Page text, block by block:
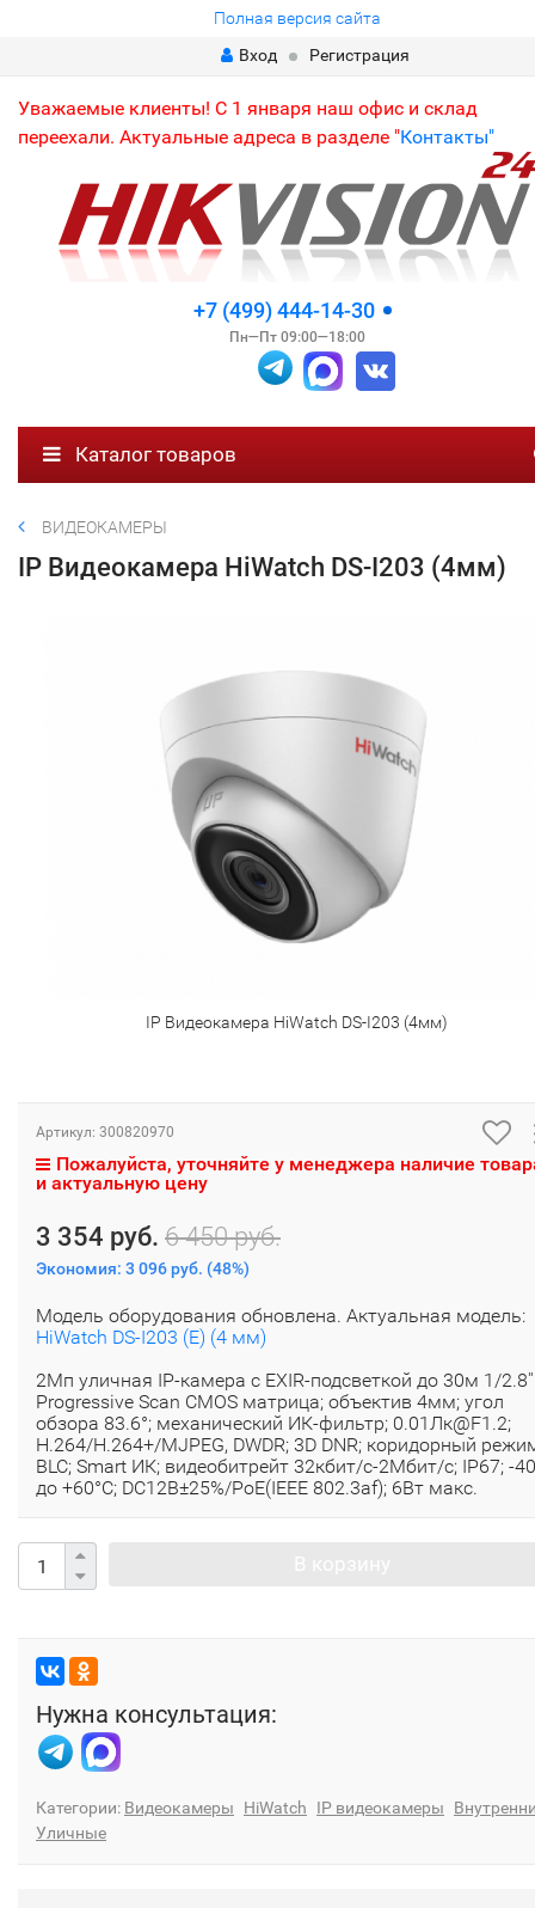
Полная версия сайта
Вход
Регистрация
Уважаемые клиенты! С 1 января наш офис и склад
переехали. Актуальные адреса в разделе "Контакты"
+7 (499) 444-14-30
Пн—Пт 09:00—18:00
Каталог товаров
ВИДЕОКАМЕРЫ
IP Видеокамера HiWatch DS-I203 (4мм)
IP Видеокамера HiWatch DS-I203 (4мм)
Артикул: 300820970
Пожалуйста, уточняйте у менеджера наличие
и актуальную цену
3 354 руб. 6 450 руб.
Экономия: 3 096 руб. (48%)
Модель оборудования обновлена. Актуальная модель:
HiWatch DS-I203 (E) (4 мм)
2Мп уличная IP-камера с EXIR-подсветкой до 30м 1/2.8''
Progressive Scan CMOS матрица; объектив 4мм; угол
обзора 83.6°; механический ИК-фильтр; 0.01Лк@F1.2;
H.264/H.264+/MJPEG, DWDR; 3D DNR; коридорный
BLC; Smart ИК; видеобитрейт 32кбит/с-2Мбит/с; IP67; -
до +60°C; DC12В±25%/PoE(IEEE 802.3af); 6Вт макс.
Нужна консультация:
Категории: Видеокамеры HiWatch IP видеокамеры
Уличные